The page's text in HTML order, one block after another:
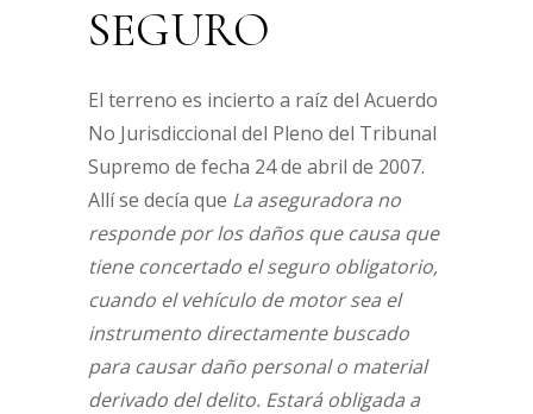
SEGURO
El terreno es incierto a raíz del Acuerdo
No Jurisdiccional del Pleno del Tribunal
Supremo de fecha 24 de abril de 2007.
Allí se decía que La aseguradora no
responde por los daños que causa que
tiene concertado el seguro obligatorio,
cuando el vehículo de motor sea el
instrumento directamente buscado
para causar daño personal o material
derivado del delito. Estará obligada a